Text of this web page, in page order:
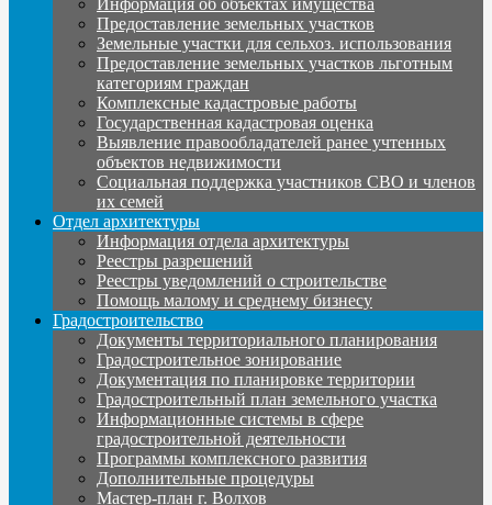
Предоставление земельных участков
Земельные участки для сельхоз. использования
Предоставление земельных участков льготным
категориям граждан
Комплексные кадастровые работы
Государственная кадастровая оценка
Выявление правообладателей ранее учтенных
объектов недвижимости
Социальная поддержка участников СВО и членов
их семей
Отдел архитектуры
Информация отдела архитектуры
Реестры разрешений
Реестры уведомлений о строительстве
Помощь малому и среднему бизнесу
Градостроительство
Документы территориального планирования
Градостроительное зонирование
Документация по планировке территории
Градостроительный план земельного участка
Информационные системы в сфере
градостроительной деятельности
Программы комплексного развития
Дополнительные процедуры
Мастер-план г. Волхов